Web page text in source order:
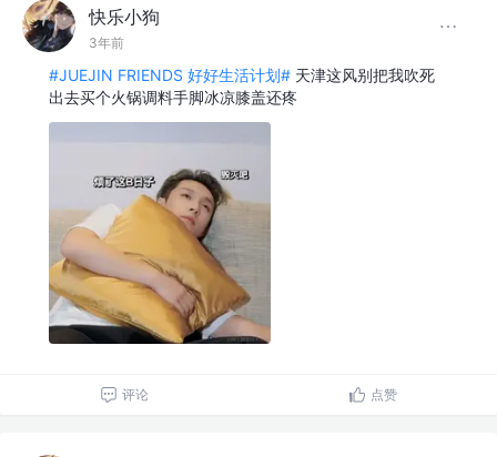
快乐小狗
3年前
#JUEJIN FRIENDS 好好生活计划# 天津这风别把我吹死
出去买个火锅调料手脚冰凉膝盖还疼
评论 点赞